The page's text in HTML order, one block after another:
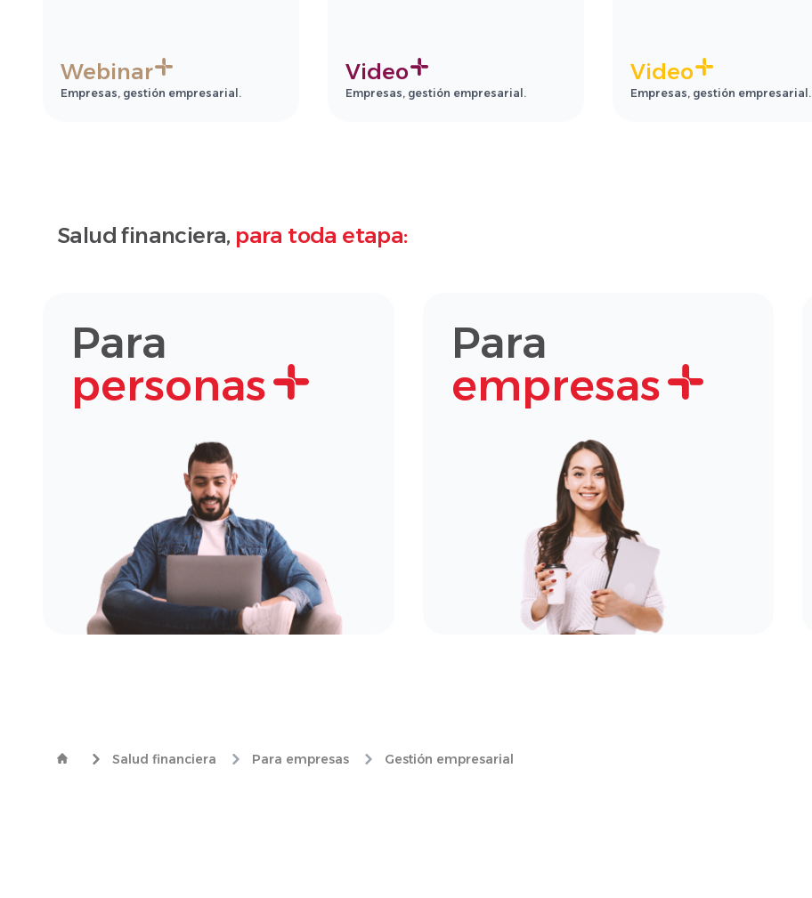
Webinar
Empresas, gestión empresarial.
Video
Empresas, gestión empresarial.
Video
Empresas, gestión empresarial.
Salud financiera, para toda etapa:
Para
personas
Para
empresas
Salud financiera Para empresas Gestión empresarial